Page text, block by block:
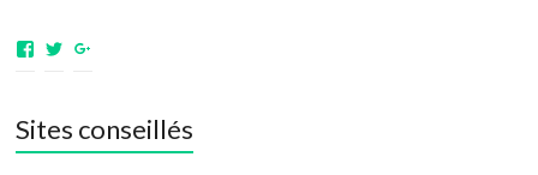
Voir
aventuresdenotrevie
sur
Voir
Samsenie
sur
samsenie
sur
Sites conseillés